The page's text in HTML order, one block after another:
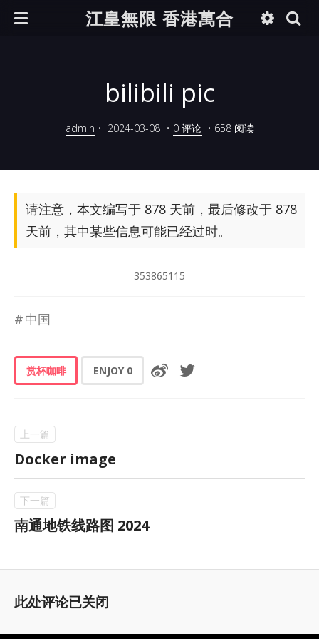
江皇無限 香港萬合
bilibili pic
admin • 2024-03-08• 0 评论• 658 阅读
请注意，本文编写于 878 天前，最后修改于 878
天前，其中某些信息可能已经过时。
353865115
中国
赏杯咖啡 ENJOY 0
Docker image
南通地铁线路图 2024
此处评论已关闭